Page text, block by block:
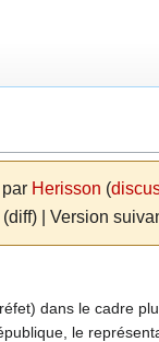
Herisson (
| Version
dans le cadre
le